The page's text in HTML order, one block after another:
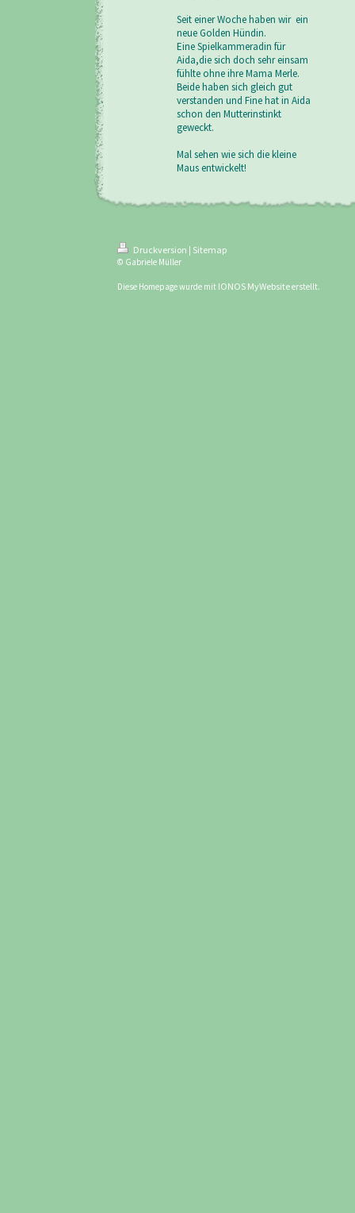
Seit einer Woche haben wir ein
neue Golden Hündin.
Eine Spielkammeradin für
Aida,die sich doch sehr einsam
fühlte ohne ihre Mama Merle.
Beide haben sich gleich gut
verstanden und Fine hat in Aida
schon den Mutterinstinkt
geweckt.
Mal sehen wie sich die kleine
Maus entwickelt!
Druckversion Sitemap
© Gabriele Müller
Diese Homepage wurde mit IONOS MyWebsiteerstellt.